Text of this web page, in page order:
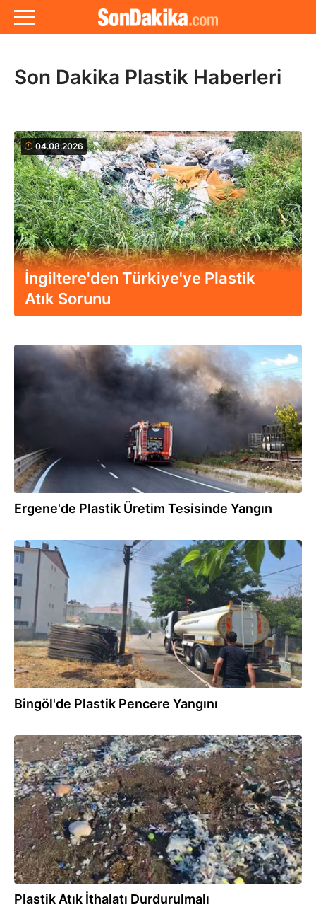
Son Dakika Plastik Haberleri
04.08.2026
İngiltere'den Türkiye'ye Plastik
Atık Sorunu
01.08.2026
Ergene'de Plastik Üretim Tesisinde Yangın
31.07.2026
Bingöl'de Plastik Pencere Yangını
31.07.2026
Plastik Atık İthalatı Durdurulmalı